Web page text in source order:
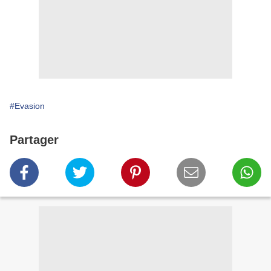
#Evasion
Partager